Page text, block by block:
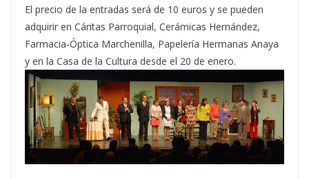
El precio de la entradas será de 10 euros y se pueden
adquirir en Cáritas Parroquial, Cerámicas Hernández,
Farmacia-Óptica Marchenilla, Papelería Hermanas Anaya
y en la Casa de la Cultura desde el 20 de enero.